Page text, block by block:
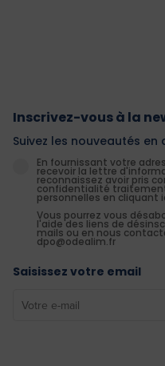
Inscrivez-vous à la
Suivez les nouveautés
En fournissant votre
recevoir la lettre
reconnaissez avoir pris
confidentialité
personnelles en cliquant
Vous pourrez vous
l'aide des liens de
mails ou en nous
dpo@odealim.fr
Saisissez votre email